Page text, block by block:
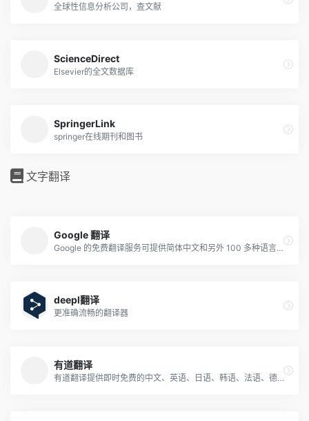
全球性信息分析公司，查文献
ScienceDirect
Elsevier的全文数据库
SpringerLink
springer在线期刊和图书
文字翻译
Google 翻译
Google 的免费翻译服务可提供简体中文和另外 100 多种语言之间的互译功能，可让您即时翻译字词、短语和网页内容。
deepl翻译
更准确流畅的翻译器
有道翻译
有道翻译提供即时免费的中文、英语、日语、韩语、法语、德语、俄语、西班牙语、葡萄牙语、越南语、印尼语、意大利语、荷兰语、泰语全文翻译、网页翻译、文档翻译服务。